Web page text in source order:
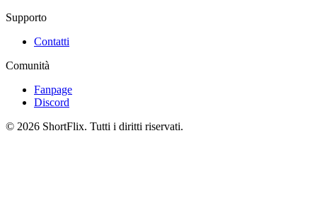
Supporto
Contatti
Comunità
Fanpage
Discord
© 2026 ShortFlix. Tutti i diritti riservati.